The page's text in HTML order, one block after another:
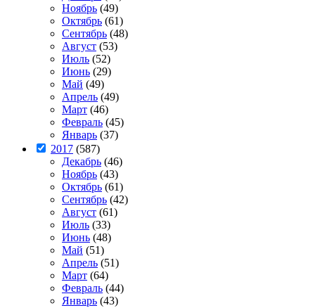
Ноябрь (49)
Октябрь (61)
Сентябрь (48)
Август (53)
Июль (52)
Июнь (29)
Май (49)
Апрель (49)
Март (46)
Февраль (45)
Январь (37)
2017 (587)
Декабрь (46)
Ноябрь (43)
Октябрь (61)
Сентябрь (42)
Август (61)
Июль (33)
Июнь (48)
Май (51)
Апрель (51)
Март (64)
Февраль (44)
Январь (43)